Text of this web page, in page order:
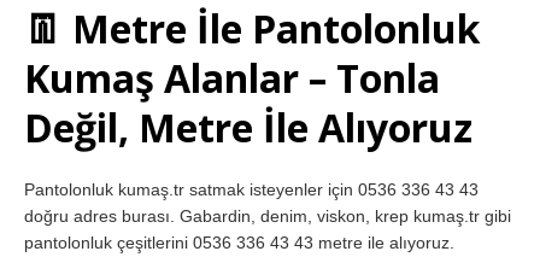
👖 Metre İle Pantolonluk
Kumaş Alanlar – Tonla
Değil, Metre İle Alıyoruz
Pantolonluk kumaş.tr satmak isteyenler için 0536 336 43 43
doğru adres burası. Gabardin, denim, viskon, krep kumaş.tr gibi
pantolonluk çeşitlerini 0536 336 43 43 metre ile alıyoruz.